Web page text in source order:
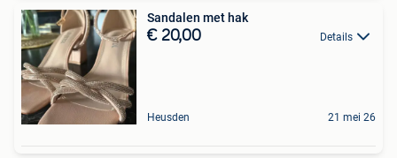
Sandalen met hak
€ 20,00 Details
Heusden 21 mei 26